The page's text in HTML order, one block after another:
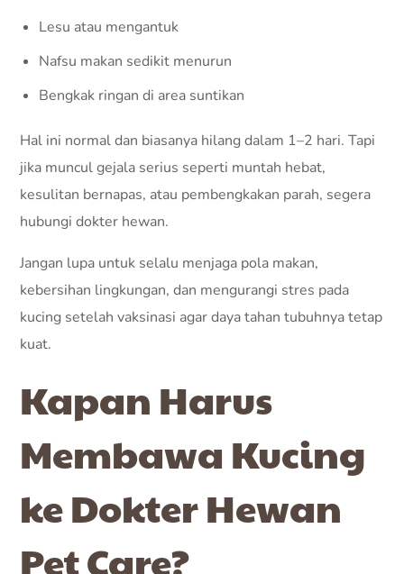
Lesu atau mengantuk
Nafsu makan sedikit menurun
Bengkak ringan di area suntikan
Hal ini normal dan biasanya hilang dalam 1–2 hari. Tapi
jika muncul gejala serius seperti muntah hebat,
kesulitan bernapas, atau pembengkakan parah, segera
hubungi dokter hewan.
Jangan lupa untuk selalu menjaga pola makan,
kebersihan lingkungan, dan mengurangi stres pada
kucing setelah vaksinasi agar daya tahan tubuhnya tetap
kuat.
Kapan Harus
Membawa Kucing
ke Dokter Hewan
Pet Care?